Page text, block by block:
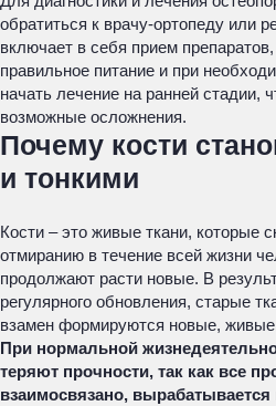
обратиться к врачу-ортопеду или
включает в себя прием
правильное питание и при
начать лечение на ранней стадии,
возможные осложнения.
Почему кости
и тонкими
Кости – это живые ткани, которые
отмиранию в течение всей жизни
продолжают расти новые. В
регулярного обновления, старые
взамен формируются новые,
При нормальной
теряют прочности, так как все
взаимосвязано,